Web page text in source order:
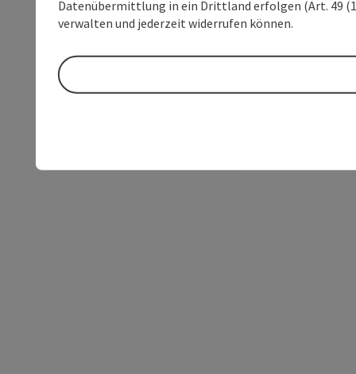
Datenübermittlung in ein Drittland erfolgen (Art. 49
verwalten und jederzeit widerrufen können.